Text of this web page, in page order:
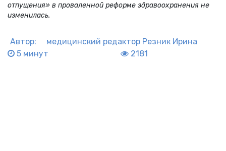
отпущения» в проваленной реформе здравоохранения не
изменилась.
Автор: медицинский редактор Резник Ирина
5 минут
2181